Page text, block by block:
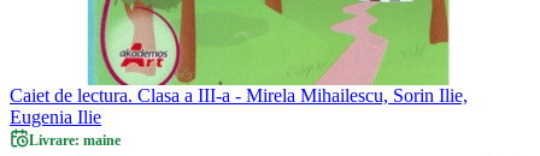
Caiet de lectura. Clasa a III-a - Mirela Mihailescu, Sorin Ilie,
Eugenia Ilie
Livrare: maine